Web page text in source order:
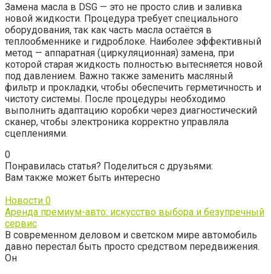
Замена масла в DSG — это не просто слив и заливка
новой жидкости. Процедура требует специального
оборудования, так как часть масла остаётся в
теплообменнике и гидроблоке. Наиболее эффективный
метод — аппаратная (циркуляционная) замена, при
которой старая жидкость полностью вытесняется новой
под давлением. Важно также заменить масляный
фильтр и прокладки, чтобы обеспечить герметичность и
чистоту системы. После процедуры необходимо
выполнить адаптацию коробки через диагностический
сканер, чтобы электроника корректно управляла
сцеплениями.
0
Понравилась статья? Поделиться с друзьями:
Вам также может быть интересно
Новости 0
Аренда премиум-авто: искусство выбора и безупречный
сервис
В современном деловом и светском мире автомобиль
давно перестал быть просто средством передвижения.
Он